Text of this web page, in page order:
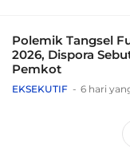
Polemik Tangsel
2026, Dispora
Pemkot
EKSEKUTIF 6 hari